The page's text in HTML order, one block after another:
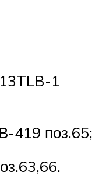
1
419 поз.65;